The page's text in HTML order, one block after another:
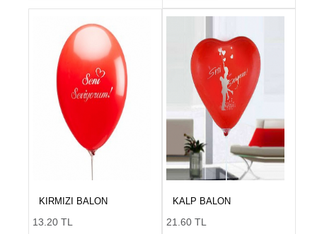
KIRMIZI BALON
13.20 TL
KALP BALON
21.60 TL